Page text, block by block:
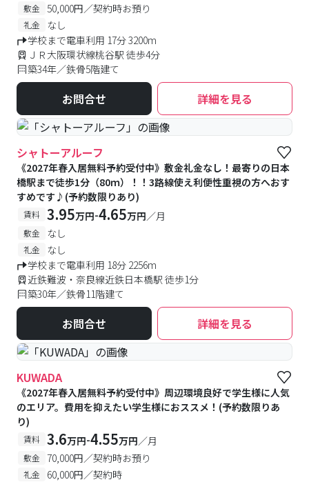
敷金 50,000円／契約時お預り
礼金
なし
学校まで電車利用 17分 3200m
ＪＲ大阪環状線桃谷駅 徒歩4分
築34年／鉄骨5階建て
お問合せ 詳細を見る
シャトーアルーフ
《2027年春入居無料予約受付中》敷金礼金なし！最寄りの日本
橋駅まで徒歩1分（80ｍ）！！3路線使え利便性重視の方へおす
すめです♪(予約数限りあり)
賃料 3.95万円-4.65万円／月
敷金 なし
礼金
なし
学校まで電車利用 18分 2256m
近鉄難波・奈良線近鉄日本橋駅 徒歩1分
築30年／鉄骨11階建て
お問合せ 詳細を見る
KUWADA
《2027年春入居無料予約受付中》周辺環境良好で学生様に人気
のエリア。費用を抑えたい学生様におススメ！(予約数限りあ
り)
賃料 3.6万円-4.55万円／月
敷金 70,000円／契約時お預り
礼金
60,000円／契約時